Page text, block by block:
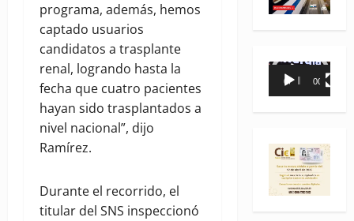
programa, además, hemos
captado usuarios
candidatos a trasplante
renal, logrando hasta la
fecha que cuatro pacientes
hayan sido trasplantados a
nivel nacional”, dijo
Ramírez.
Durante el recorrido, el
titular del SNS inspeccionó
Reproductor
00:00 00:35